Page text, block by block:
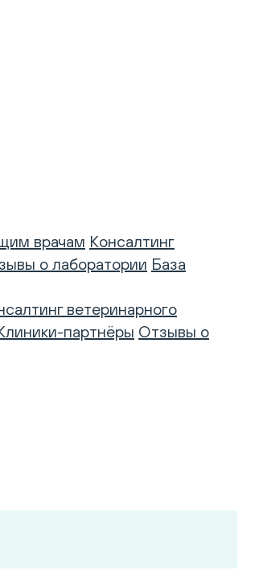
врачам Консалтинг
о лаборатории База
ветеринарного
партнёры Отзывы о